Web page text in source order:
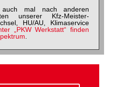
mal nach anderen
unserer Kfz-Meister-
HU/AU, Klimaservice
„PKW Werkstatt“ finden